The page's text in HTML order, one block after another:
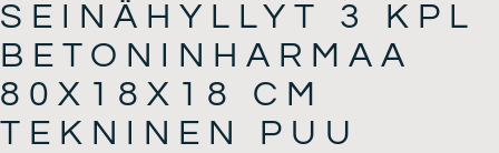
SEINÄHYLLYT 3 KPL
BETONINHARMAA
80X18X18 CM
TEKNINEN PUU